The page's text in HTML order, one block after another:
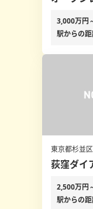
3,000万円
駅からの
東京都杉並区
荻窪ダイ
2,500万円
駅からの